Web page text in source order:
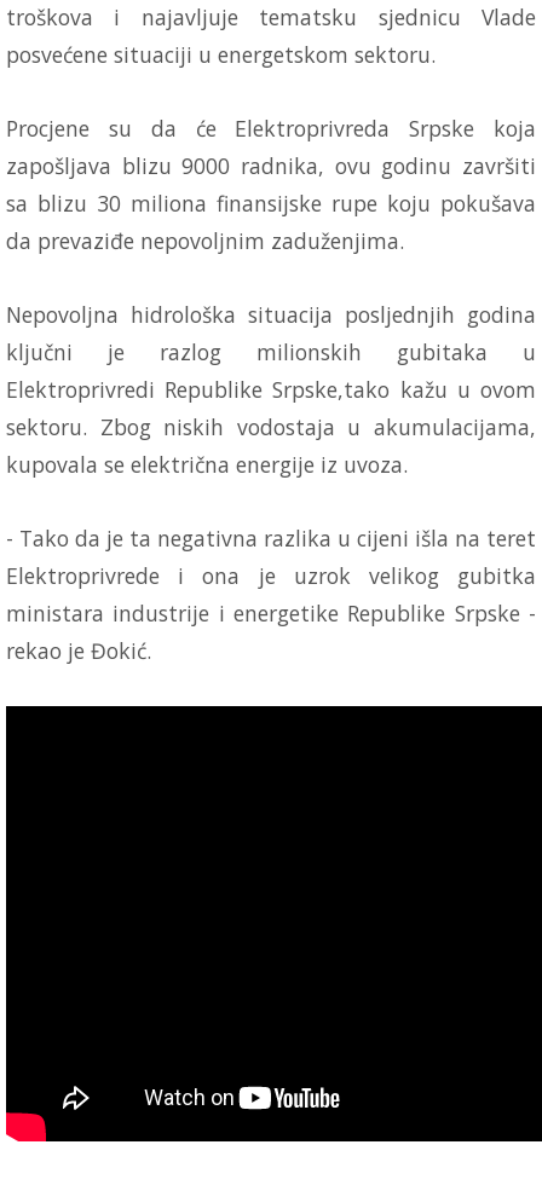
troškova i najavljuje tematsku sjednicu Vlade
posvećene situaciji u energetskom sektoru.
Procjene su da će Elektroprivreda Srpske koja
zapošljava blizu 9000 radnika, ovu godinu završiti
sa blizu 30 miliona finansijske rupe koju pokušava
da prevaziđe nepovoljnim zaduženjima.
Nepovoljna hidrološka situacija posljednjih godina
ključni je razlog milionskih gubitaka u
Elektroprivredi Republike Srpske,tako kažu u ovom
sektoru. Zbog niskih vodostaja u akumulacijama,
kupovala se električna energije iz uvoza.
- Tako da je ta negativna razlika u cijeni išla na teret
Elektroprivrede i ona je uzrok velikog gubitka
ministara industrije i energetike Republike Srpske -
rekao je Đokić.